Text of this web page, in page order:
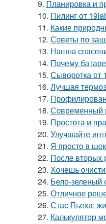
9. Планировка и
10. Пилинг от
11. Какие
12. Советы по
13. Нашла
14. Почему
15. Сыворотка от
16. Лучшая
17.
18. Современный
19. Простота и
20. Улучшайте
21. Я просто в
22. После вторых
23. Хочешь
24. Бело-зеленый
25. Отличное
26. Стас Пьеха:
27. Калькулятор